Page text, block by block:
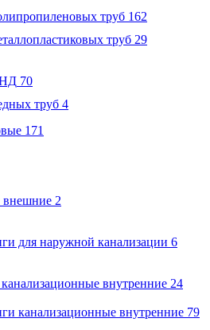
труб 162
труб 29
70
труб 4
171
внешние 2
для наружной канализации 6
внутренние 24
канализационные внутренние 79